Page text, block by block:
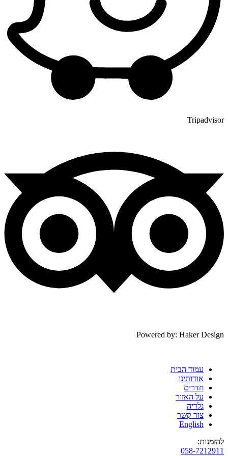
Tripadvisor
Powered by: Haker Design
עמוד הבית
אודותינו
חדרים
על האזור
גלריה
צור קשר
English
להזמנות:
058-7212911